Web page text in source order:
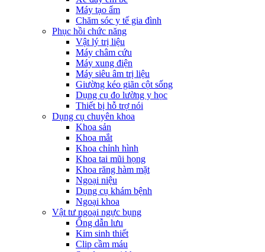
Máy tạo ẩm
Chăm sóc y tế gia đình
Phục hồi chức năng
Vật lý trị liệu
Máy châm cứu
Máy xung điện
Máy siêu âm trị liệu
Giường kéo giãn cột sống
Dụng cụ đo lường y học
Thiết bị hỗ trợ nói
Dụng cụ chuyên khoa
Khoa sản
Khoa mắt
Khoa chỉnh hình
Khoa tai mũi họng
Khoa răng hàm mặt
Ngoại niệu
Dụng cụ khám bệnh
Ngoại khoa
Vật tư ngoại ngực bụng
Ống dẫn lưu
Kim sinh thiết
Clip cầm máu